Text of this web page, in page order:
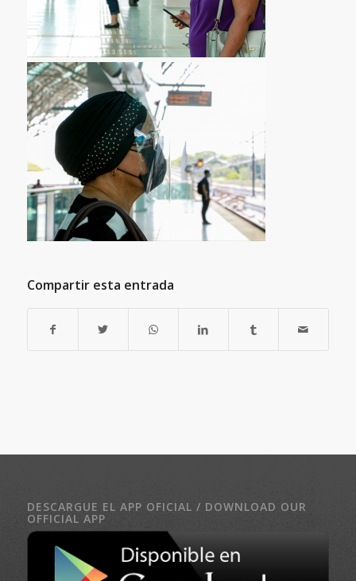
Compartir esta entrada
DESCARGUE EL APP OFICIAL / DOWNLOAD OUR
OFFICIAL APP